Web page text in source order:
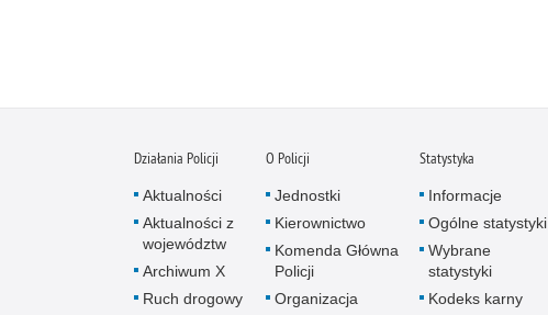
Działania Policji
Aktualności
Aktualności z
województw
Archiwum X
Ruch drogowy
O Policji
Jednostki
Kierownictwo
Komenda Główna
Policji
Organizacja
Statystyka
Informacje
Ogólne statystyki
Wybrane
statystyki
Kodeks karny